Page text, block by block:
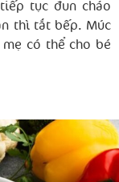
tục đun cháo
thì tắt bếp. Múc
có thể cho bé